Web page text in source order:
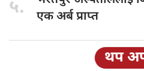
५.
एक अर्ब प्राप्त
थप